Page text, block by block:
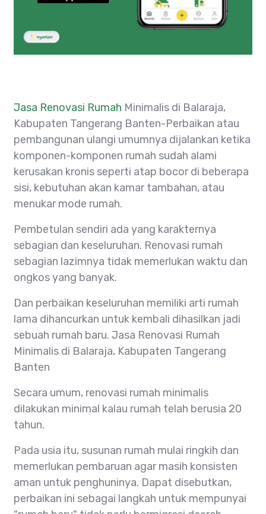
Jasa Renovasi Rumah Minimalis di Balaraja,
Kabupaten Tangerang Banten-Perbaikan atau
pembangunan ulangi umumnya dijalankan ketika
komponen-komponen rumah sudah alami
kerusakan kronis seperti atap bocor di beberapa
sisi, kebutuhan akan kamar tambahan, atau
menukar mode rumah.
Pembetulan sendiri ada yang karakternya
sebagian dan keseluruhan. Renovasi rumah
sebagian lazimnya tidak memerlukan waktu dan
ongkos yang banyak.
Dan perbaikan keseluruhan memiliki arti rumah
lama dihancurkan untuk kembali dihasilkan jadi
sebuah rumah baru. Jasa Renovasi Rumah
Minimalis di Balaraja, Kabupaten Tangerang
Banten
Secara umum, renovasi rumah minimalis
dilakukan minimal kalau rumah telah berusia 20
tahun.
Pada usia itu, susunan rumah mulai ringkih dan
memerlukan pembaruan agar masih konsisten
aman untuk penghuninya. Dapat disebutkan,
perbaikan ini sebagai langkah untuk mempunyai